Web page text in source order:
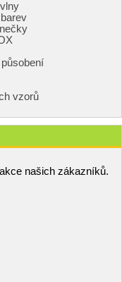
vzorů
našich zákazníků.